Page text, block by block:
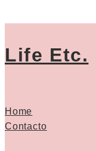
Life Etc.
Home
Contacto